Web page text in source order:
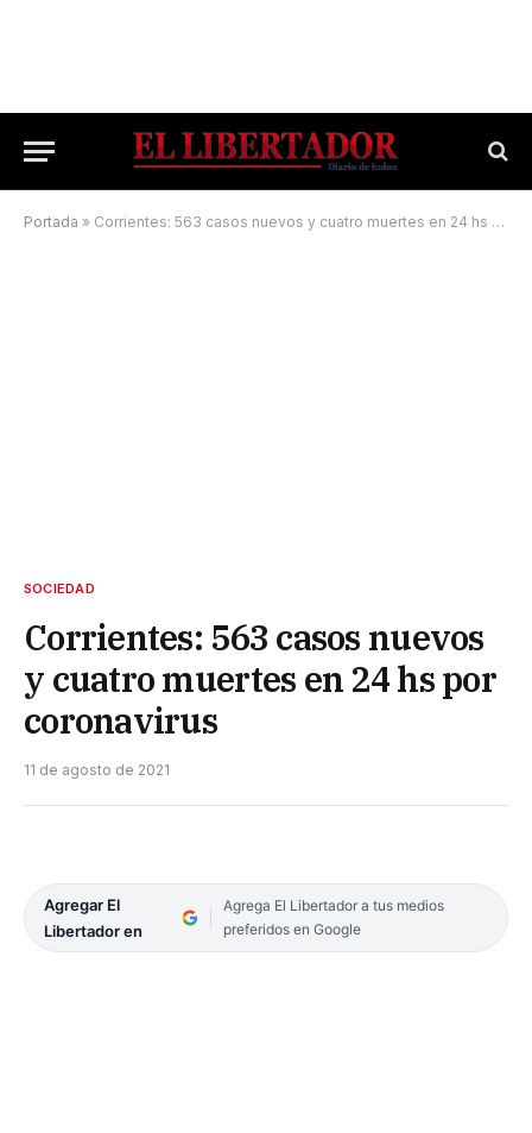
Portada » Corrientes: 563 casos nuevos y cuatro muertes en 24 hs por coronavirus
SOCIEDAD
Corrientes: 563 casos nuevos
y cuatro muertes en 24 hs por
coronavirus
11 de agosto de 2021
Agregar El
Libertador en
Agrega El Libertador a tus medios
preferidos en Google